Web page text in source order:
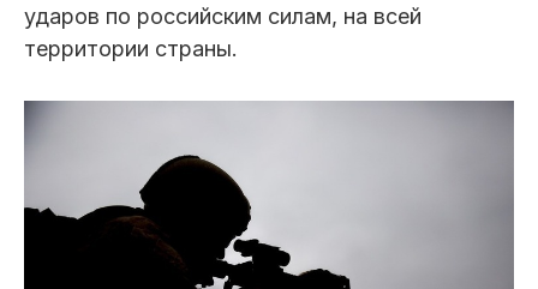
ударов по российским силам, на всей
территории страны.